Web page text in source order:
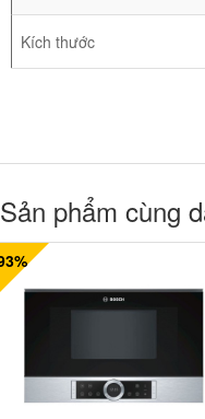
Kích thước
Sản phẩm cùng